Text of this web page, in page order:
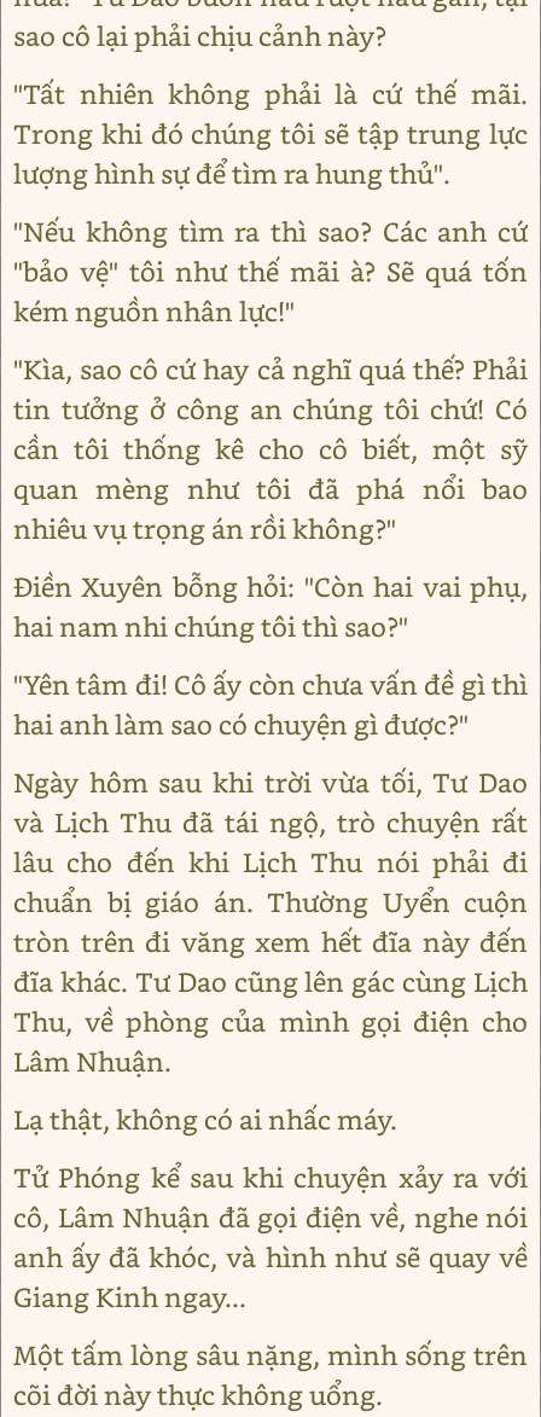
sao cô lại phải chịu cảnh này?
"Tất nhiên không phải là cứ thế mãi.
Trong khi đó chúng tôi sẽ tập trung lực
lượng hình sự để tìm ra hung thủ".
"Nếu không tìm ra thì sao? Các anh cứ
"bảo vệ" tôi như thế mãi à? Sẽ quá tốn
kém nguồn nhân lực!"
"Kìa, sao cô cứ hay cả nghĩ quá thế? Phải
tin tưởng ở công an chúng tôi chứ! Có
cần tôi thống kê cho cô biết, một sỹ
quan mèng như tôi đã phá nổi bao
nhiêu vụ trọng án rồi không?"
Điền Xuyên bỗng hỏi: "Còn hai vai phụ,
hai nam nhi chúng tôi thì sao?"
"Yên tâm đi! Cô ấy còn chưa vấn đề gì thì
hai anh làm sao có chuyện gì được?"
Ngày hôm sau khi trời vừa tối, Tư Dao
và Lịch Thu đã tái ngộ, trò chuyện rất
lâu cho đến khi Lịch Thu nói phải đi
chuẩn bị giáo án. Thường Uyển cuộn
tròn trên đi văng xem hết đĩa này đến
đĩa khác. Tư Dao cũng lên gác cùng Lịch
Thu, về phòng của mình gọi điện cho
Lâm Nhuận.
Lạ thật, không có ai nhấc máy.
Tử Phóng kể sau khi chuyện xảy ra với
cô, Lâm Nhuận đã gọi điện về, nghe nói
anh ấy đã khóc, và hình như sẽ quay về
Giang Kinh ngay...
Một tấm lòng sâu nặng, mình sống trên
cõi đời này thực không uổng.